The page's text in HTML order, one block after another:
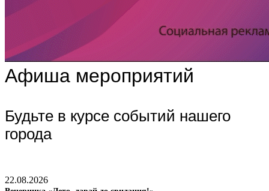
Афиша мероприятий
Будьте в курсе событий нашего
города
22.08.2026